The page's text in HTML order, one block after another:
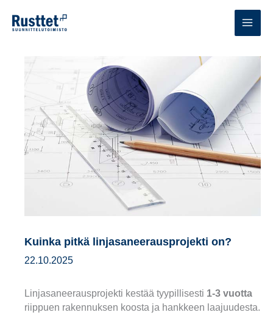
sisältöön
Kuinka pitkä linjasaneerausprojekti on?
22.10.2025
Linjasaneerausprojekti kestää tyypillisesti 1-3 vuotta
riippuen rakennuksen koosta ja hankkeen laajuudesta.